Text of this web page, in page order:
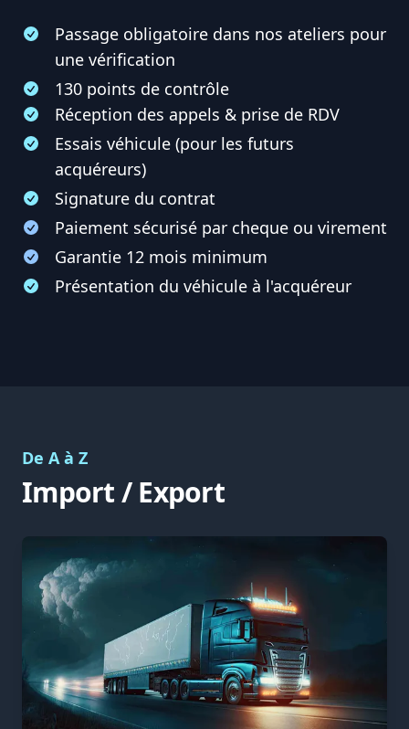
Passage obligatoire dans nos ateliers pour
une vérification
130 points de contrôle
Réception des appels & prise de RDV
Essais véhicule (pour les futurs
acquéreurs)
Signature du contrat
Paiement sécurisé par cheque ou virement
Garantie 12 mois minimum
Présentation du véhicule à l'acquéreur
De A à Z
Import / Export